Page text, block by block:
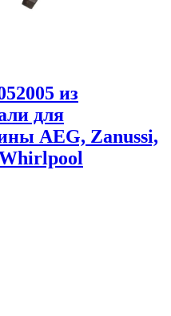
из
для
AEG, Zanussi,